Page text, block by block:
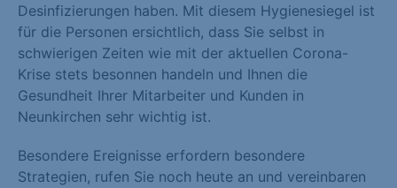
Desinfizierungen haben. Mit diesem Hygienesiegel ist
für die Personen ersichtlich, dass Sie selbst in
schwierigen Zeiten wie mit der aktuellen Corona-
Krise stets besonnen handeln und Ihnen die
Gesundheit Ihrer Mitarbeiter und Kunden in
Neunkirchen sehr wichtig ist.
Besondere Ereignisse erfordern besondere
Strategien, rufen Sie noch heute an und vereinbaren